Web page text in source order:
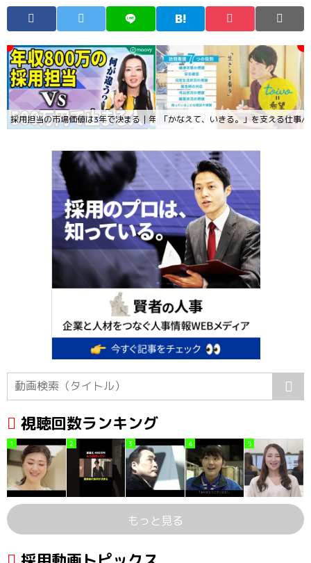
「かなえて、いきる。」を支える仕事/
採用担当の市場価値は3年で決まる｜年収800万と500万の差を生む“キャリア設
視聴回数ランキング
1 2 3 4 5
もっと見る